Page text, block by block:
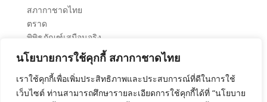
นโยบายการใช้คุกกี้ สภากาชาดไทย
เราใช้คุกกี้เพื่อเพิ่มประสิทธิภาพและประสบการณ์ที่ดีในการใช้
เว็บไซต์ ท่านสามารถศึกษารายละเอียดการใช้คุกกี้ได้ที่ “นโยบาย
สภากาชาดไทย
ตราด
พิพิธภัณฑ์เสมือนจริง
ระบบจองห้องศูนย์ราชการุณย์สภากาชาดไทย เขาล้าน
ศูนย์ราชการุณย์ สภากาชาดไทย เขาล้าน